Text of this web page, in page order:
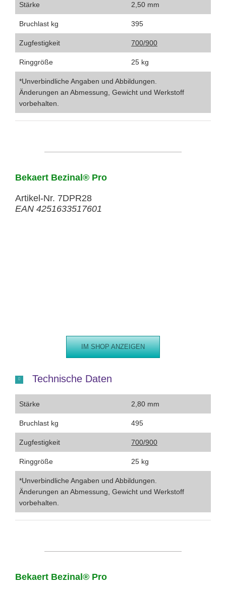
Stärke 2,50 mm
Bruchlast kg 395
Zugfestigkeit 700/900
Ringgröße 25 kg
*Unverbindliche Angaben und Abbildungen.
Änderungen an Abmessung, Gewicht und Werkstoff
vorbehalten.
Bekaert Bezinal® Pro
Artikel-Nr. 7DPR28
EAN 4251633517601
IM SHOP ANZEIGEN
Technische Daten
Stärke 2,80 mm
Bruchlast kg 495
Zugfestigkeit 700/900
Ringgröße 25 kg
*Unverbindliche Angaben und Abbildungen.
Änderungen an Abmessung, Gewicht und Werkstoff
vorbehalten.
Bekaert Bezinal® Pro